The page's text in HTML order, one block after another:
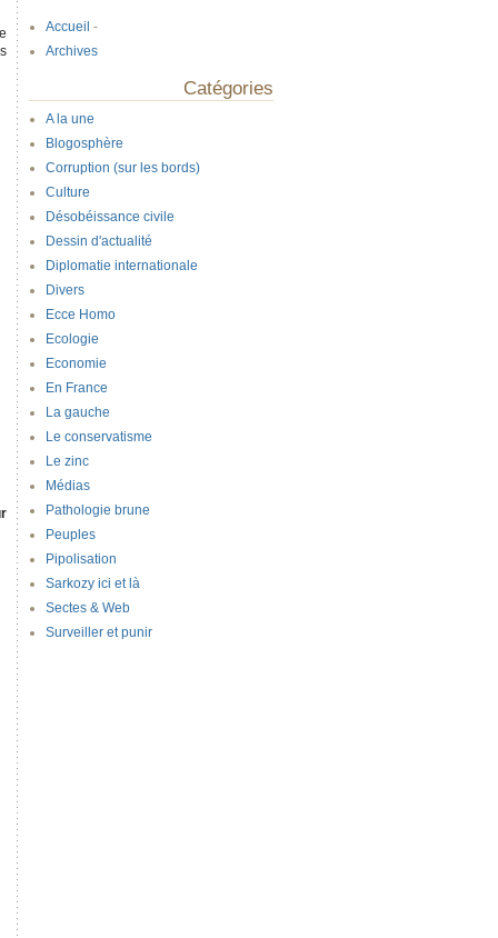
Accueil -
Archives
Catégories
A la une
Blogosphère
Corruption (sur les bords)
Culture
Désobéissance civile
Dessin d'actualité
Diplomatie internationale
Divers
Ecce Homo
Ecologie
Economie
En France
La gauche
Le conservatisme
Le zinc
Médias
Pathologie brune
Peuples
Pipolisation
Sarkozy ici et là
Sectes & Web
Surveiller et punir